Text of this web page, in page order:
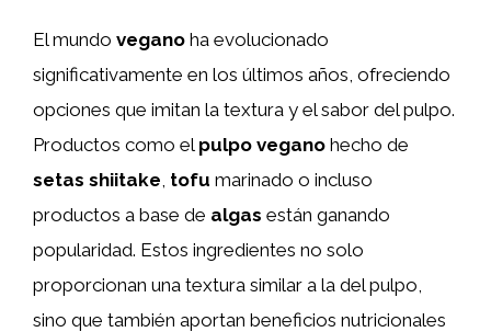
El mundo vegano ha evolucionado
significativamente en los últimos años, ofreciendo
opciones que imitan la textura y el sabor del pulpo.
Productos como el pulpo vegano hecho de
setas shiitake, tofu marinado o incluso
productos a base de algas están ganando
popularidad. Estos ingredientes no solo
proporcionan una textura similar a la del pulpo,
sino que también aportan beneficios nutricionales